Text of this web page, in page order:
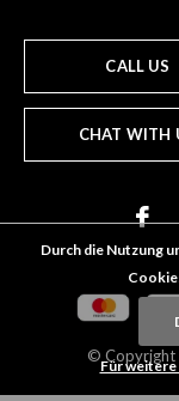
CALL US
CHAT WITH
© Copyright
Durch die Nutzung
Für